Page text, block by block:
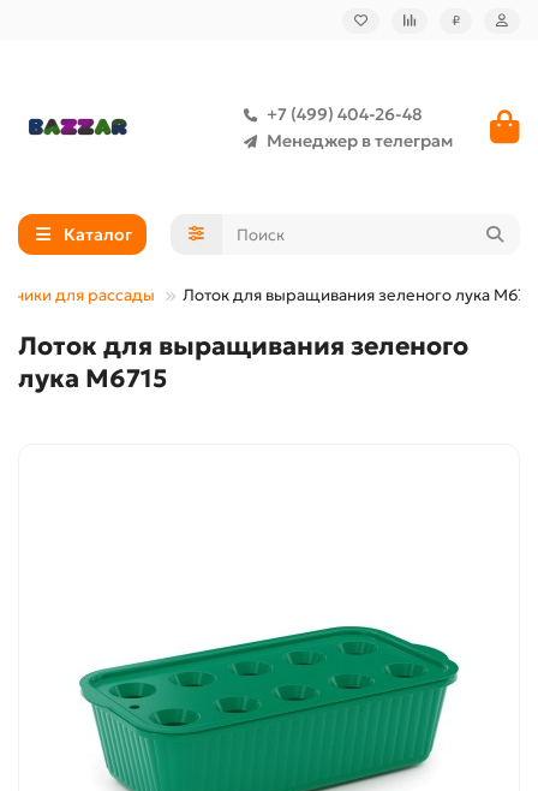
₽
+7 (499) 404-26-48
Менеджер в телеграм
Каталог
для рассады Лоток для выращивания зеленого лука
Лоток для выращивания зеленого
лука М6715